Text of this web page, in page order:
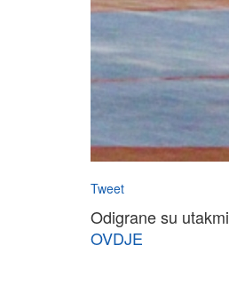
Tweet
Odigrane su
OVDJE